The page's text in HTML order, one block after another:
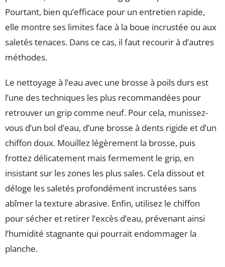
Pourtant, bien qu’efficace pour un entretien rapide,
elle montre ses limites face à la boue incrustée ou aux
saletés tenaces. Dans ce cas, il faut recourir à d’autres
méthodes.
Le nettoyage à l’eau avec une brosse à poils durs est
l’une des techniques les plus recommandées pour
retrouver un grip comme neuf. Pour cela, munissez-
vous d’un bol d’eau, d’une brosse à dents rigide et d’un
chiffon doux. Mouillez légèrement la brosse, puis
frottez délicatement mais fermement le grip, en
insistant sur les zones les plus sales. Cela dissout et
déloge les saletés profondément incrustées sans
abîmer la texture abrasive. Enfin, utilisez le chiffon
pour sécher et retirer l’excès d’eau, prévenant ainsi
l’humidité stagnante qui pourrait endommager la
planche.